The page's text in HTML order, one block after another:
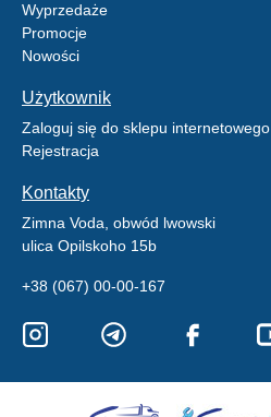
Wyprzedaże
Promocje
Nowości
Użytkownik
Zaloguj się do sklepu internetowego
Rejestracja
Kontakty
Zimna Voda, obwód lwowski
ulica Opilskoho 15b
+38 (067) 00-00-167